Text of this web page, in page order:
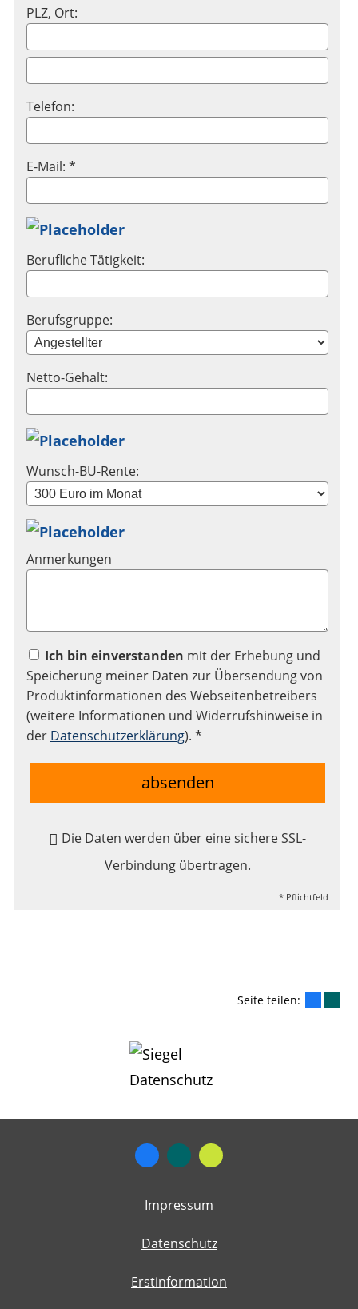
PLZ, Ort:
Telefon:
E-Mail: *
Berufliche Tätigkeit:
Berufsgruppe:
Netto-Gehalt:
Wunsch-BU-Rente:
Anmerkungen
Ich bin einverstanden mit der Erhebung und
Speicherung meiner Daten zur Übersendung von
Produktinformationen des Webseitenbetreibers
(weitere Informationen und Widerrufshinweise in
der Datenschutzerklärung). *
absenden
Die Daten werden über eine sichere SSL-
Verbindung übertragen.
* Pflichtfeld
Seite teilen:
Impressum
Datenschutz
Erstinformation